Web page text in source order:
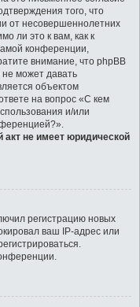
того, что
от несовершеннолетних
ли это к вам, как к
конференции,
внимание, что phpBB
может давать
объектом
на вопрос «С кем
и/или
не имеет юридической
регистрацию новых
ваш IP-адрес или